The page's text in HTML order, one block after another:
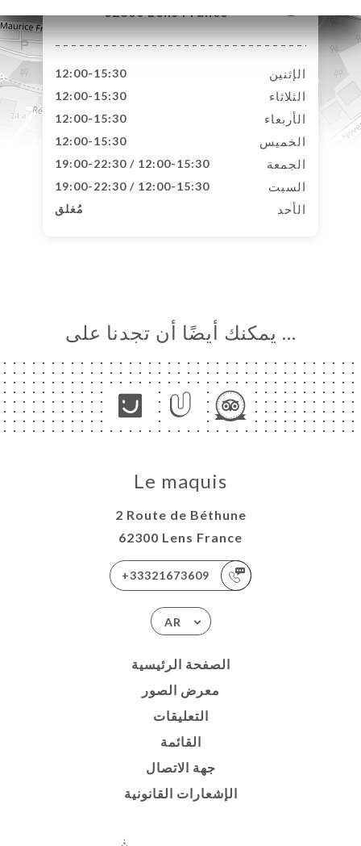
62300 Lens France
الإثنين 12:00-15:30
الثلاثاء 12:00-15:30
الأربعاء 12:00-15:30
الخميس 12:00-15:30
الجمعة 12:00-15:30 / 19:00-22:30
السبت 12:00-15:30 / 19:00-22:30
الأحد مُغلق
… يمكنك أيضًا أن تجدنا على
Le maquis
2 Route de Béthune
62300 Lens France
+33321673609
AR
الصفحة الرئيسية
معرض الصور
التعليقات
القائمة
جهة الاتصال
الإشعارات القانونية